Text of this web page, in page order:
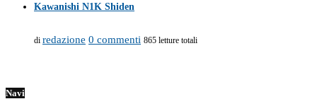
Kawanishi N1K Shiden
di redazione 0 commenti 865 letture totali
Navi